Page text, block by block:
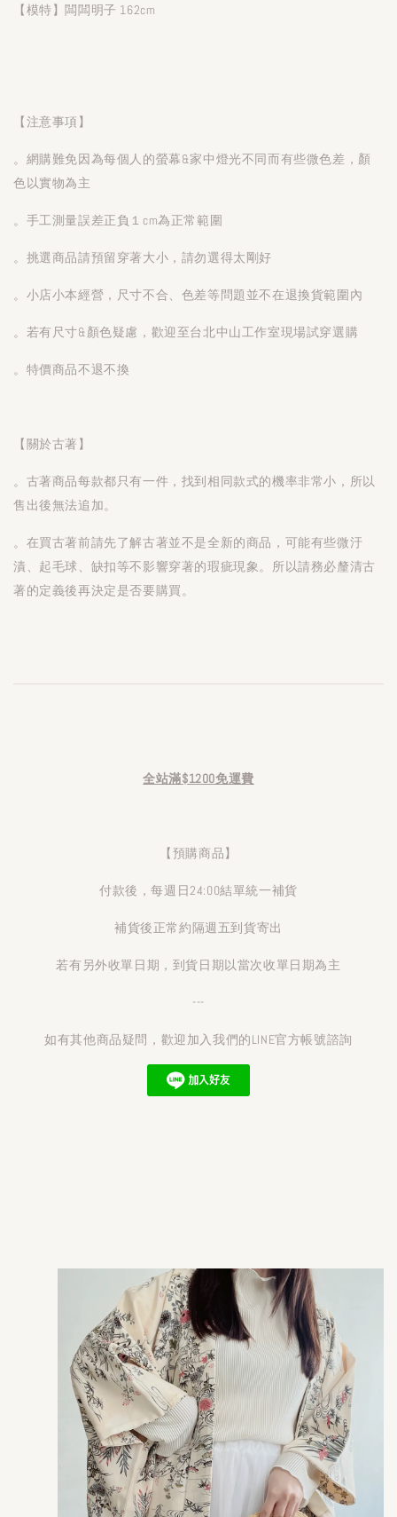
【模特】闆闆明子 162cm
【注意事項】
。網購難免因為每個人的螢幕&家中燈光不同而有些微色差，顏
色以實物為主
。手工測量誤差正負１cm為正常範圍
。挑選商品請預留穿著大小，請勿選得太剛好
。小店小本經營，尺寸不合、色差等問題並不在退換貨範圍內
。若有尺寸&顏色疑慮，歡迎至台北中山工作室現場試穿選購
。特價商品不退不換
【關於古著】
。古著商品每款都只有一件，找到相同款式的機率非常小，所以
售出後無法追加。
。在買古著前請先了解古著並不是全新的商品，可能有些微汙
漬、起毛球、缺扣等不影響穿著的瑕疵現象。所以請務必釐清古
著的定義後再決定是否要購買。
全站滿$1200免運費
【預購商品】
付款後，每週日24:00結單統一補貨
補貨後正常約隔週五到貨寄出
若有另外收單日期，到貨日期以當次收單日期為主
---
如有其他商品疑問，歡迎加入我們的LINE官方帳號諮詢